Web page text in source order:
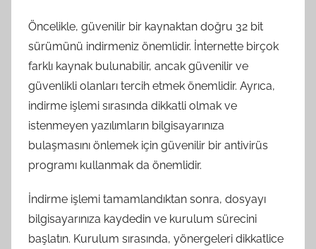
Öncelikle, güvenilir bir kaynaktan doğru 32 bit
sürümünü indirmeniz önemlidir. İnternette birçok
farklı kaynak bulunabilir, ancak güvenilir ve
güvenlikli olanları tercih etmek önemlidir. Ayrıca,
indirme işlemi sırasında dikkatli olmak ve
istenmeyen yazılımların bilgisayarınıza
bulaşmasını önlemek için güvenilir bir antivirüs
programı kullanmak da önemlidir.
İndirme işlemi tamamlandıktan sonra, dosyayı
bilgisayarınıza kaydedin ve kurulum sürecini
başlatın. Kurulum sırasında, yönergeleri dikkatlice